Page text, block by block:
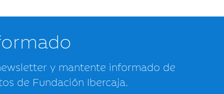
y mantente informado de
de Fundación Ibercaja.